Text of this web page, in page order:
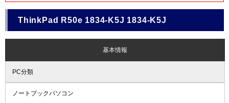
ThinkPad R50e 1834-K5J 1834-K5J
基本情報
PC分類
ノートブックパソコン